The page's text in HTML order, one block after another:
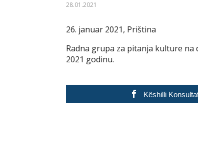
28.01.2021
26. januar 2021, Priština
Radna grupa za pitanja kulture na
2021 godinu.
Këshilli